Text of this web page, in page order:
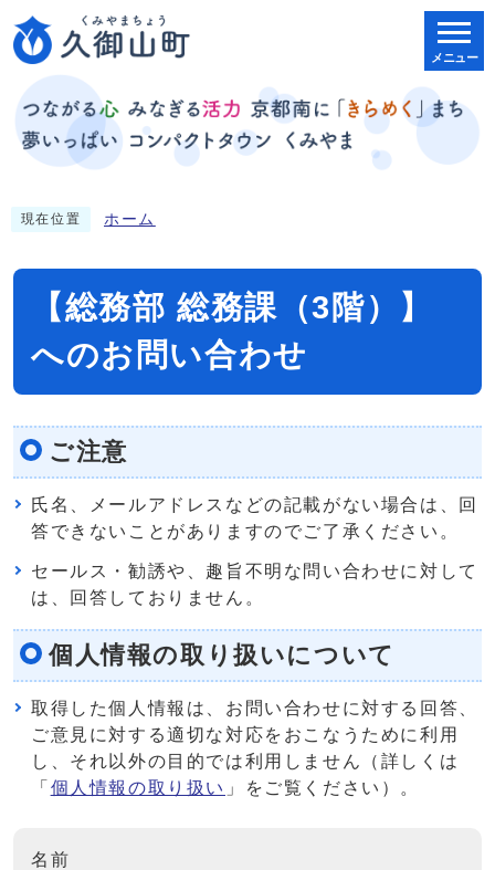
メニュー
現在位置 ホーム
【総務部 総務課（3階）】
へのお問い合わせ
ご注意
氏名、メールアドレスなどの記載がない場合は、回
答できないことがありますのでご了承ください。
セールス・勧誘や、趣旨不明な問い合わせに対して
は、回答しておりません。
個人情報の取り扱いについて
取得した個人情報は、お問い合わせに対する回答、
ご意見に対する適切な対応をおこなうために利用
し、それ以外の目的では利用しません（詳しくは
「 個人情報の取り扱い 」をご覧ください）。
名前